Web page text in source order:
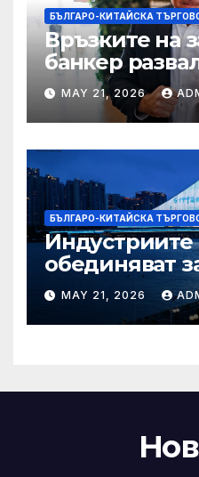
БЪЛГАРО-КИТАЙСКА
Връзките на
банкер
надеждите
Болсонаро
Бразилия
MAY 21, 2026
БЪЛГАРО-КИТАЙСКА
Индустриите
обединяват
културния и
MAY 21, 2026